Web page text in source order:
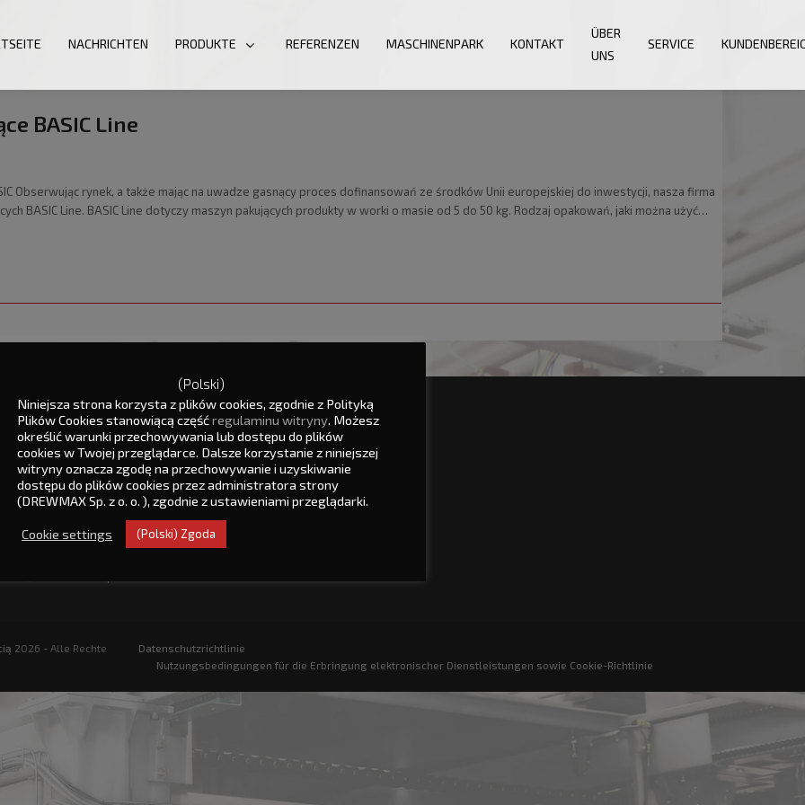
NACHRICHTEN PRODUKTE REFERENZEN MASCHINENPARK KONTAKT
ÜBER
UNS
SERVICE
BASIC Line
BASIC Obserwując rynek, a także mając na uwadze gasnący proces dofinansowań ze środków Unii europejskiej do inwestycji, nasza firma
BASIC Line. BASIC Line dotyczy maszyn pakujących produkty w worki o masie od 5 do 50 kg. Rodzaj opakowań, jaki można użyć…
Gesellschaft mit
Haftung
5
Kędzierzyn - Koźle
481 01 22
307 21 50
Du findest uns
2026 - Alle Rechte
Datenschutzrichtlinie
Nutzungsbedingungen für die Erbringung elektronischer Dienstleistungen sowie Cookie-Richtlinie
(Polski)
Niniejsza strona korzysta z plików cookies, zgodnie z Polityką
Plików Cookies stanowiącą częśćregulaminu witryny. Możesz
określić warunki przechowywania lub dostępu do plików
cookies w Twojej przeglądarce. Dalsze korzystanie z niniejszej
witryny oznacza zgodę na przechowywanie i uzyskiwanie
dostępu do plików cookies przez administratora strony
(DREWMAX Sp. z o. o. ), zgodnie z ustawieniami przeglądarki.
Cookie settings (Polski) Zgoda